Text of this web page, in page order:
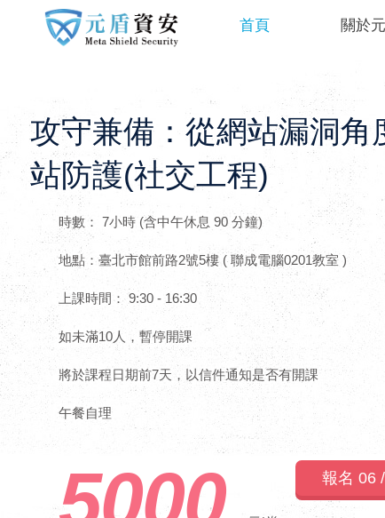
首頁 關於
攻守兼備：從網站漏洞角
站防護(社交工程)
時數： 7小時 (含中午休息 90 分鐘)
地點：臺北市館前路2號5樓 ( 聯成電腦0201教室 )
上課時間： 9:30 - 16:30
如未滿10人，暫停開課
將於課程日期前7天，以信件通知是否有開課
午餐自理
報名 06